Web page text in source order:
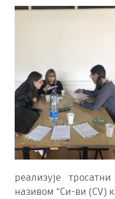
реализује
називом “Си-ви (CV)